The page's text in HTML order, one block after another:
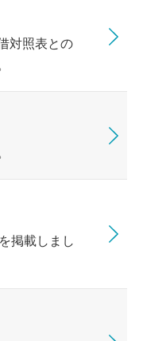
対照表との
掲載しまし